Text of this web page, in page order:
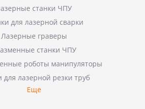
станки ЧПУ
для лазерной сварки
Лазерные граверы
станки ЧПУ
роботы манипуляторы
для лазерной резки труб
Еще